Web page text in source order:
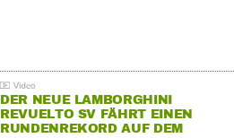
DER NEUE LAMBORGHINI
REVUELTO SV FÄHRT EINEN
RUNDENREKORD AUF DEM